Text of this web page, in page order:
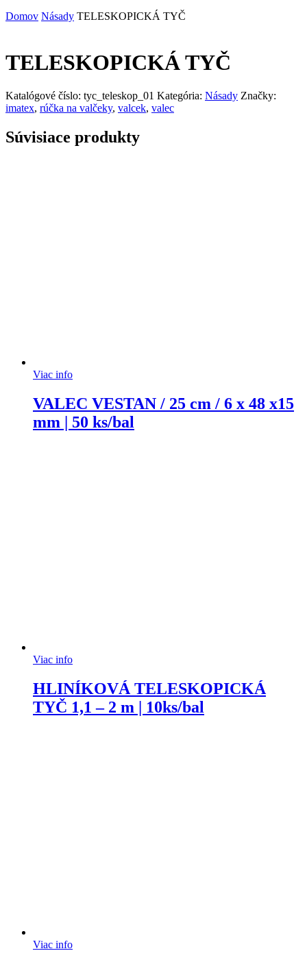
Domov Násady TELESKOPICKÁ TYČ
TELESKOPICKÁ TYČ
Katalógové číslo: tyc_teleskop_01 Kategória: Násady Značky:
imatex, rúčka na valčeky, valcek, valec
Súvisiace produkty
Viac info
VALEC VESTAN / 25 cm / 6 x 48 x15
mm | 50 ks/bal
Viac info
HLINÍKOVÁ TELESKOPICKÁ
TYČ 1,1 – 2 m | 10ks/bal
Viac info